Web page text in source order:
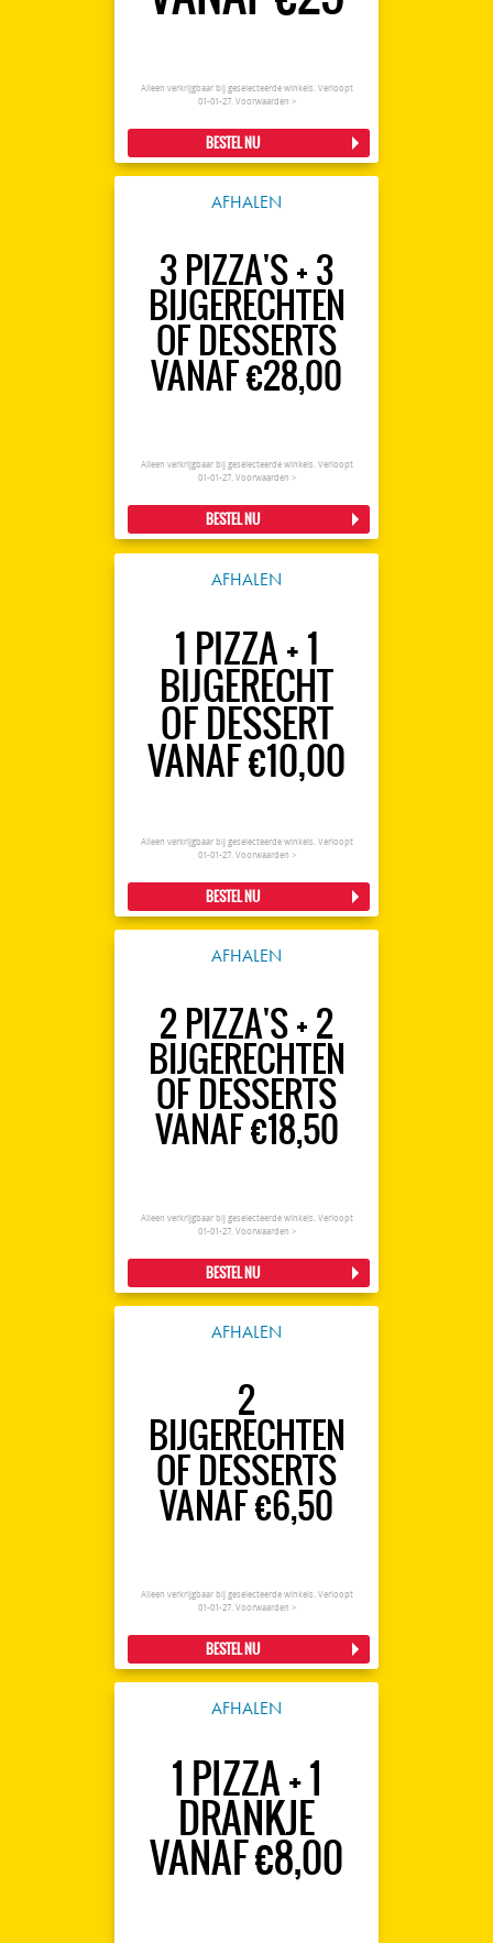
Alleen verkrijgbaar bij geselecteerde winkels. Verloopt
01-01-27. Voorwaarden >
BESTEL NU
AFHALEN
3 PIZZA'S + 3
BIJGERECHTEN
OF DESSERTS
VANAF €28,00
Alleen verkrijgbaar bij geselecteerde winkels. Verloopt
01-01-27. Voorwaarden >
BESTEL NU
AFHALEN
1 PIZZA + 1
BIJGERECHT
OF DESSERT
VANAF €10,00
Alleen verkrijgbaar bij geselecteerde winkels. Verloopt
01-01-27. Voorwaarden >
BESTEL NU
AFHALEN
2 PIZZA'S + 2
BIJGERECHTEN
OF DESSERTS
VANAF €18,50
Alleen verkrijgbaar bij geselecteerde winkels. Verloopt
01-01-27. Voorwaarden >
BESTEL NU
AFHALEN
2
BIJGERECHTEN
OF DESSERTS
VANAF €6,50
Alleen verkrijgbaar bij geselecteerde winkels. Verloopt
01-01-27. Voorwaarden >
BESTEL NU
AFHALEN
1 PIZZA + 1
DRANKJE
VANAF €8,00